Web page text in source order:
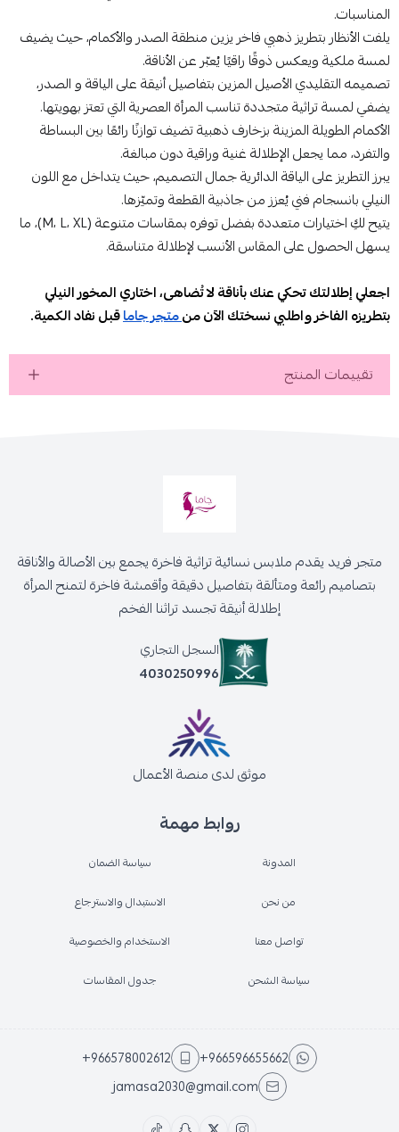
المناسبات.
يلفت الأنظار بتطريز ذهبي فاخر يزين منطقة الصدر والأكمام، حيث يضيف
لمسة ملكية ويعكس ذوقًا راقيًا يُعبّر عن الأناقة.
تصميمه التقليدي الأصيل المزين بتفاصيل أنيقة على الياقة و الصدر،
يضفي لمسة تراثية متجددة تناسب المرأة العصرية التي تعتز بهويتها.
الأكمام الطويلة المزينة بزخارف ذهبية تضيف توازنًا رائعًا بين البساطة
والتفرد، مما يجعل الإطلالة غنية وراقية دون مبالغة.
يبرز التطريز على الياقة الدائرية جمال التصميم، حيث يتداخل مع اللون
النيلي بانسجام فني يُعزز من جاذبية القطعة وتميّزها.
يتيح لكِ اختيارات متعددة بفضل توفره بمقاسات متنوعة (M، L، XL)، ما
يسهل الحصول على المقاس الأنسب لإطلالة متناسقة.
اجعلي إطلالتك تحكي عنك بأناقة لا تُضاهى، اختاري المخور النيلي
بتطريزه الفاخر واطلبي نسختك الآن منمتجر جاماقبل نفاد الكمية.
تقييمات المنتج
روابط مهمة
المدونة
من نحن
تواصل معنا
سياسة الشحن
سياسة الضمان
الاستبدال والاسترجاع
الاستخدام والخصوصية
جدول المقاسات
متجر فريد يقدم ملابس نسائية تراثية فاخرة يجمع بين الأصالة والأناقة
بتصاميم رائعة ومتألقة بتفاصيل دقيقة وأقمشة فاخرة لتمنح المرأة
إطلالة أنيقة تجسد تراثنا الفخم
السجل التجاري
4030250996
موثق لدى منصة الأعمال
+966596655662
+966578002612
jamasa2030@gmail.com